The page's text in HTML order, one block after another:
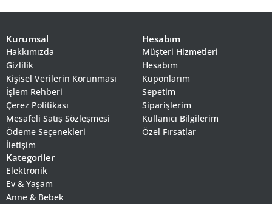
Kurumsal
Hakkımızda
Gizlilik
Kişisel Verilerin Korunması
İşlem Rehberi
Çerez Politikası
Mesafeli Satış Sözleşmesi
Ödeme Seçenekleri
İletişim
Hesabım
Müşteri Hizmetleri
Hesabım
Kuponlarım
Sepetim
Siparişlerim
Kullanıcı Bilgilerim
Özel Fırsatlar
Kategoriler
Elektronik
Ev & Yaşam
Anne & Bebek